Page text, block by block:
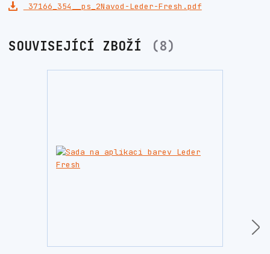
37166_354__ps_2Navod-Leder-Fresh.pdf
SOUVISEJÍCÍ ZBOŽÍ 8